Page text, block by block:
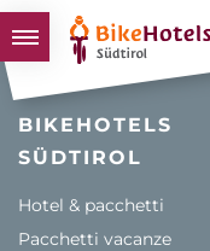
BIKEHOTELS
HOTELS &
TOUR &
L'ALTO
BIKEHOTELS
SÜDTIROL
Hotel & pacchetti
Pacchetti vacanze